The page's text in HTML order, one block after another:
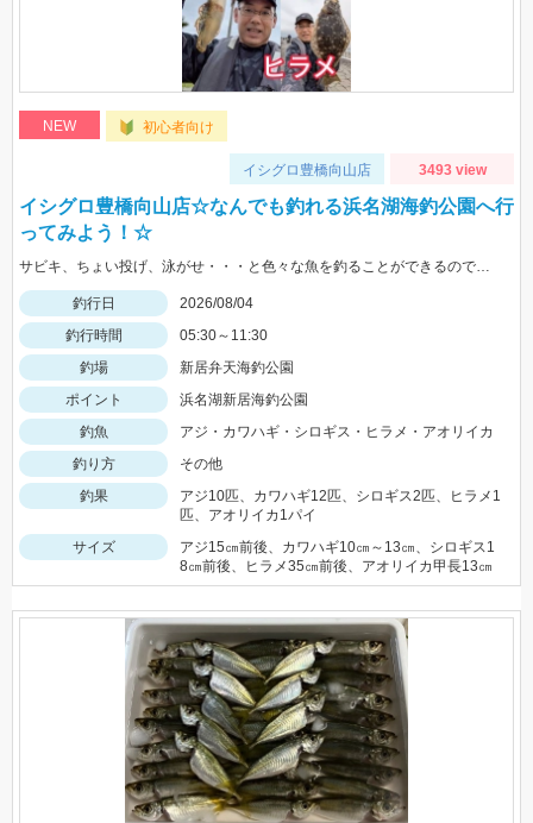
NEW 初心者向け
イシグロ豊橋向山店 3493 view
イシグロ豊橋向山店☆なんでも釣れる浜名湖海釣公園へ行
ってみよう！☆
釣行日
2026/08/04
釣行時間
05:30～11:30
釣場
新居弁天海釣公園
ポイント
浜名湖新居海釣公園
釣魚
アジ・カワハギ・シロギス・ヒラメ・アオリイカ
釣り方
その他
釣果
アジ10匹、カワハギ12匹、シロギス2匹、ヒラメ1
匹、アオリイカ1パイ
サイズ
アジ15㎝前後、カワハギ10㎝～13㎝、シロギス1
8㎝前後、ヒラメ35㎝前後、アオリイカ甲長13㎝